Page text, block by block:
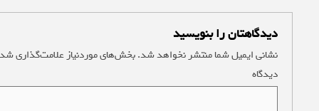
دیدگاهتان را بنویسید
نشانی ایمیل شما منتشر نخواهد شد.بخش‌های موردنیاز علامت‌گذاری
دیدگاه